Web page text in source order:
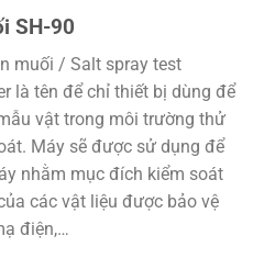
SH-90
muối / Salt spray test
là tên để chỉ thiết bị dùng để
vật trong môi trường thử
Máy sẽ được sử dụng để
nhằm mục đích kiểm soát
các vật liệu được bảo vệ
điện,…